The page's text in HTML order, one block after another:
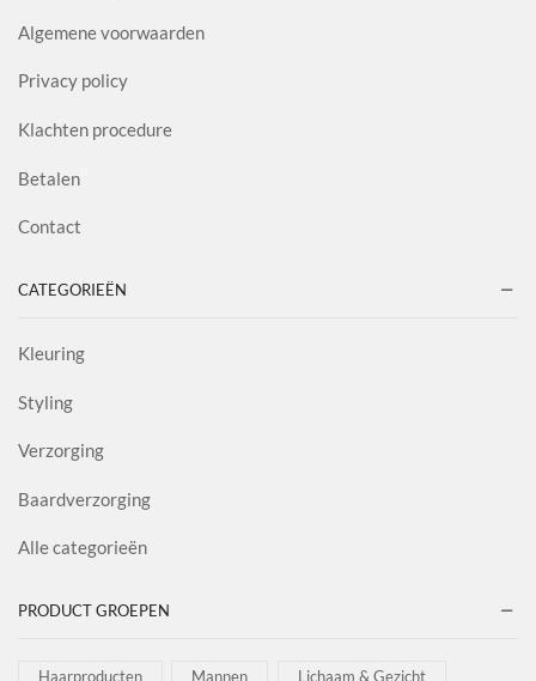
Algemene voorwaarden
Privacy policy
Klachten procedure
Betalen
Contact
CATEGORIEËN
Kleuring
Styling
Verzorging
Baardverzorging
Alle categorieën
PRODUCT GROEPEN
Haarproducten Mannen Lichaam & Gezicht